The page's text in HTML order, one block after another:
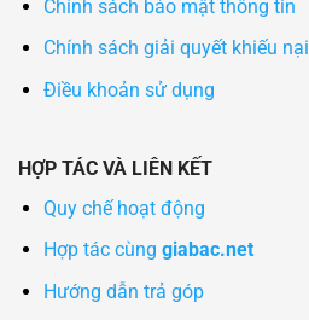
Chính sách bảo mật thông tin
Chính sách giải quyết khiếu nại
Điều khoản sử dụng
HỢP TÁC VÀ LIÊN KẾT
Quy chế hoạt động
Hợp tác cùng giabac.net
Hướng dẫn trả góp